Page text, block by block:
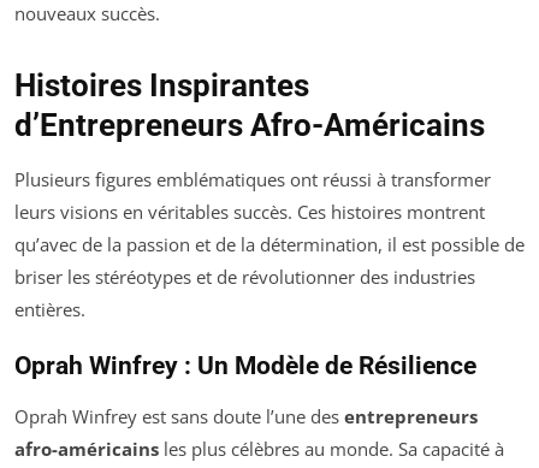
nouveaux succès.
Histoires Inspirantes
d’Entrepreneurs Afro-Américains
Plusieurs figures emblématiques ont réussi à transformer
leurs visions en véritables succès. Ces histoires montrent
qu’avec de la passion et de la détermination, il est possible de
briser les stéréotypes et de révolutionner des industries
entières.
Oprah Winfrey : Un Modèle de Résilience
Oprah Winfrey est sans doute l’une des entrepreneurs
afro-américains les plus célèbres au monde. Sa capacité à